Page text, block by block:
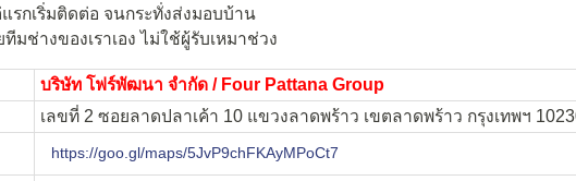
รกเริ่มติดต่อ จนกระทั่งส่งมอบบ้าน
มช่างของเราเอง ไม่ใช้ผู้รับเหมาช่วง
บริษัท โฟร์พัฒนา จำกัด / Four Pattana Group
เลขที่ 2 ซอยลาดปลาเค้า 10 แขวงลาดพร้าว เขตลาดพร้าว กรุงเทพฯ
https://goo.gl/maps/5JvP9chFKAyMPoCt7